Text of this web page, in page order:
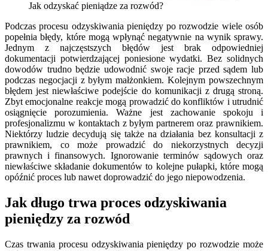
Jak odzyskać pieniądze za rozwód?
Podczas procesu odzyskiwania pieniędzy po rozwodzie wiele osób
popełnia błędy, które mogą wpłynąć negatywnie na wynik sprawy.
Jednym z najczęstszych błędów jest brak odpowiedniej
dokumentacji potwierdzającej poniesione wydatki. Bez solidnych
dowodów trudno będzie udowodnić swoje racje przed sądem lub
podczas negocjacji z byłym małżonkiem. Kolejnym powszechnym
błędem jest niewłaściwe podejście do komunikacji z drugą stroną.
Zbyt emocjonalne reakcje mogą prowadzić do konfliktów i utrudnić
osiągnięcie porozumienia. Ważne jest zachowanie spokoju i
profesjonalizmu w kontaktach z byłym partnerem oraz prawnikiem.
Niektórzy ludzie decydują się także na działania bez konsultacji z
prawnikiem, co może prowadzić do niekorzystnych decyzji
prawnych i finansowych. Ignorowanie terminów sądowych oraz
niewłaściwe składanie dokumentów to kolejne pułapki, które mogą
opóźnić proces lub nawet doprowadzić do jego niepowodzenia.
Jak długo trwa proces odzyskiwania
pieniędzy za rozwód
Czas trwania procesu odzyskiwania pieniędzy po rozwodzie może